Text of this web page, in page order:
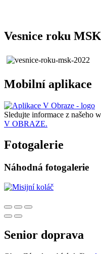
Vesnice roku
Mobilní aplikace
Sledujte informace z našeho
V OBRAZE.
Fotogalerie
Náhodná fotogalerie
Senior doprava